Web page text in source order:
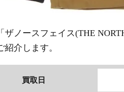
ザノースフェイス(THE
紹介します。
買取日